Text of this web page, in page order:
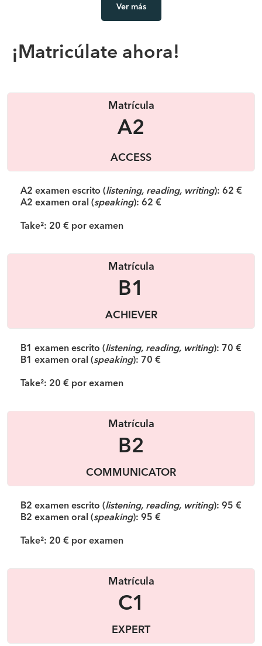
Ver más
¡Matricúlate ahora!
Matrícula
A2
ACCESS
Matrícula
B1
ACHIEVER
Matrícula
C1
EXPERT
B1 examen escrito (listening, reading, writing): 70 €
B1 examen oral (speaking): 70 €
Take²: 20 € por examen
B2 examen escrito (listening, reading, writing): 95 €
B2 examen oral (speaking): 95 €
Take²: 20 € por examen
Matrícula
B2
COMMUNICATOR
A2 examen escrito (listening, reading, writing): 62 €
A2 examen oral (speaking): 62 €
Take²: 20 € por examen